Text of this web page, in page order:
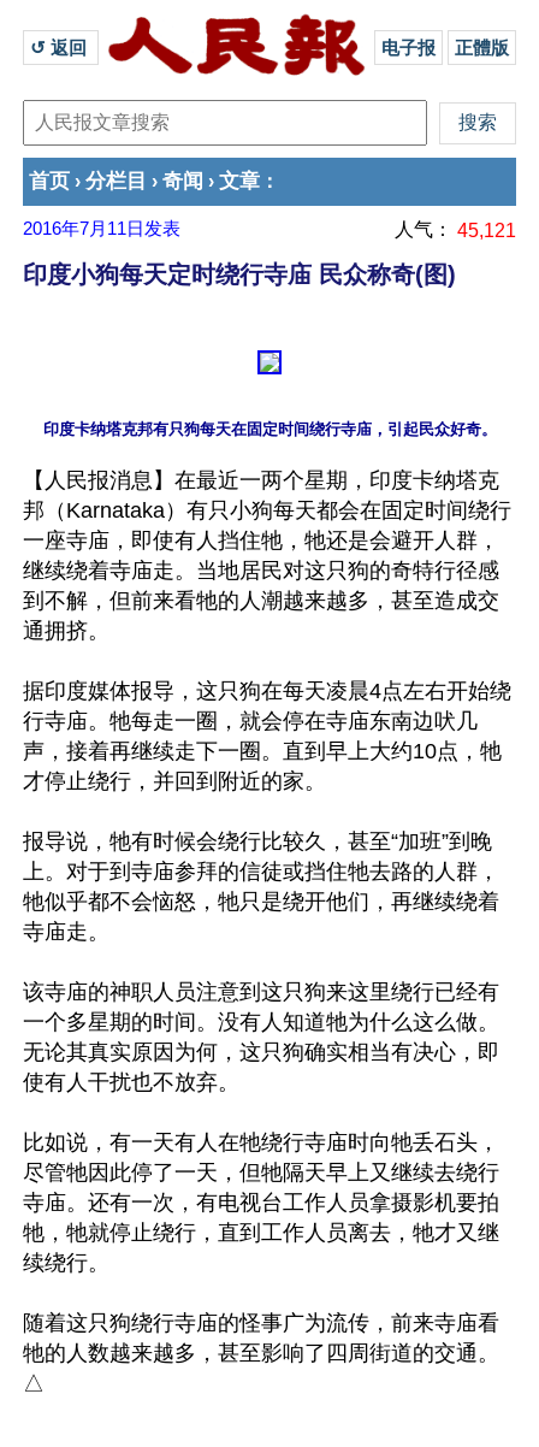
↺ 返回 电子报 正體版
首页 › 分栏目 › 奇闻 › 文章 ：
2016年7月11日 发表 人气： 45,121
印度小狗每天定时绕行寺庙 民众称奇(图)
【人民报消息】在最近一两个星期，印度卡纳塔克
邦（Karnataka）有只小狗每天都会在固定时间绕行
一座寺庙，即使有人挡住牠，牠还是会避开人群，
继续绕着寺庙走。当地居民对这只狗的奇特行径感
到不解，但前来看牠的人潮越来越多，甚至造成交
通拥挤。
据印度媒体报导，这只狗在每天凌晨4点左右开始绕
行寺庙。牠每走一圈，就会停在寺庙东南边吠几
声，接着再继续走下一圈。直到早上大约10点，牠
才停止绕行，并回到附近的家。
报导说，牠有时候会绕行比较久，甚至“加班”到晚
上。对于到寺庙参拜的信徒或挡住牠去路的人群，
牠似乎都不会恼怒，牠只是绕开他们，再继续绕着
寺庙走。
该寺庙的神职人员注意到这只狗来这里绕行已经有
一个多星期的时间。没有人知道牠为什么这么做。
无论其真实原因为何，这只狗确实相当有决心，即
使有人干扰也不放弃。
比如说，有一天有人在牠绕行寺庙时向牠丢石头，
尽管牠因此停了一天，但牠隔天早上又继续去绕行
寺庙。还有一次，有电视台工作人员拿摄影机要拍
牠，牠就停止绕行，直到工作人员离去，牠才又继
续绕行。
随着这只狗绕行寺庙的怪事广为流传，前来寺庙看
牠的人数越来越多，甚至影响了四周街道的交通。